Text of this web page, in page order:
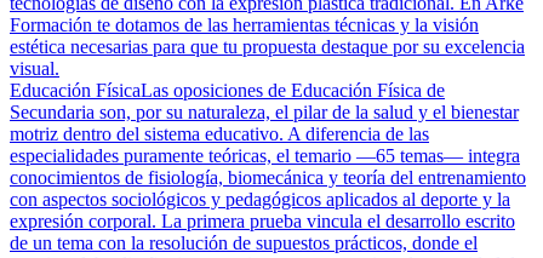
Formación te dotamos de las herramientas técnicas y la visión
estética necesarias para que tu propuesta destaque por su excelencia
visual.
Educación FísicaLas oposiciones de Educación Física de
Secundaria son, por su naturaleza, el pilar de la salud y el bienestar
motriz dentro del sistema educativo. A diferencia de las
especialidades puramente teóricas, el temario —65 temas— integra
conocimientos de fisiología, biomecánica y teoría del entrenamiento
con aspectos sociológicos y pedagógicos aplicados al deporte y la
expresión corporal. La primera prueba vincula el desarrollo escrito
de un tema con la resolución de supuestos prácticos, donde el